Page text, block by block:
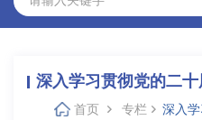
深入学习贯彻党的二
首页 专栏 深入